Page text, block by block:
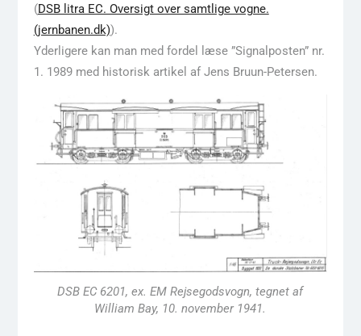
(DSB litra EC. Oversigt over samtlige vogne.
(jernbanen.dk)).
Yderligere kan man med fordel læse ”Signalposten” nr.
1. 1989 med historisk artikel af Jens Bruun-Petersen.
DSB EC 6201, ex. EM Rejsegodsvogn, tegnet af
William Bay, 10. november 1941.